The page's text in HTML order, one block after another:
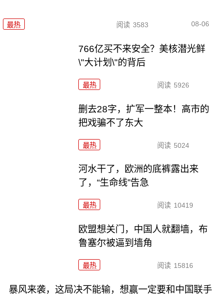
最热 阅读 3583 08-06
766亿买不来安全？美核潜光鲜
\"大计划\"的背后
最热 阅读 5926
删去28字，扩军一整本！高市的
把戏骗不了东大
最热 阅读 5024
河水干了，欧洲的底裤露出来
了，“生命线”告急
最热 阅读 10419
欧盟想关门，中国人就翻墙，布
鲁塞尔被逼到墙角
最热 阅读 15816
暴风来袭，这局决不能输，想赢一定要和中国联手